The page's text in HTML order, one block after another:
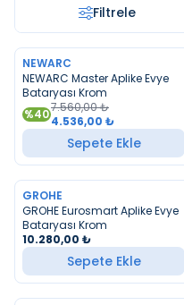
Filtrele
YENI
NEWARC
NEWARC Master Aplike Evye
Bataryası Krom
%407.560,00₺
4.536,00 ₺
Sepete Ekle
YENI
GROHE
GROHE Eurosmart Aplike Evye
Bataryası Krom
10.280,00 ₺
Sepete Ekle